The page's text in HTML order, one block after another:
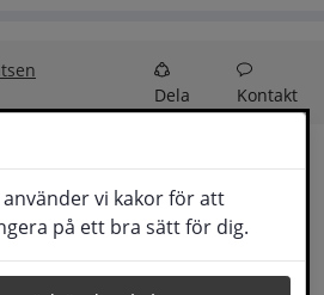
använder vi kakor för att
på ett bra sätt för dig.
Dela Kontakt
förslag och